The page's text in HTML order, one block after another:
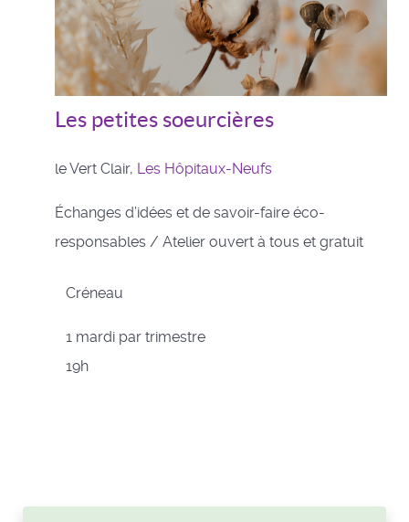
Les petites soeurcières
le Vert Clair, Les Hôpitaux-Neufs
Échanges d’idées et de savoir-faire éco-
responsables / Atelier ouvert à tous et gratuit
Créneau
1 mardi par trimestre
19h